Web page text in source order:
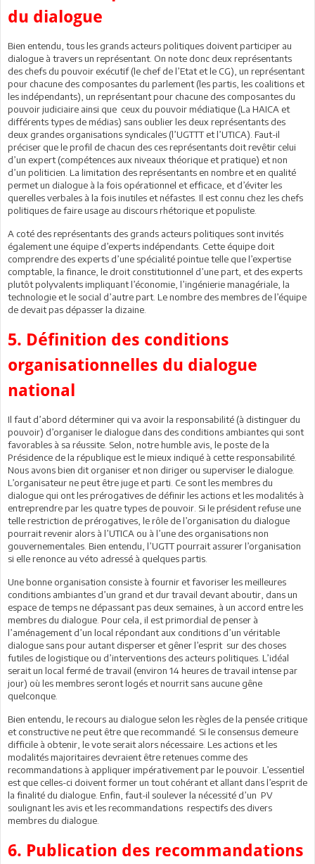
du dialogue
Bien entendu, tous les grands acteurs politiques doivent participer au
dialogue à travers un représentant. On note donc deux représentants
des chefs du pouvoir exécutif (le chef de l’Etat et le CG), un représentant
pour chacune des composantes du parlement (les partis, les coalitions et
les indépendants), un représentant pour chacune des composantes du
pouvoir judiciaire ainsi que ceux du pouvoir médiatique (La HAICA et
différents types de médias) sans oublier les deux représentants des
deux grandes organisations syndicales (l’UGTTT et l’UTICA). Faut-il
préciser que le profil de chacun des ces représentants doit revêtir celui
d’un expert (compétences aux niveaux théorique et pratique) et non
d’un politicien. La limitation des représentants en nombre et en qualité
permet un dialogue à la fois opérationnel et efficace, et d’éviter les
querelles verbales à la fois inutiles et néfastes. Il est connu chez les chefs
politiques de faire usage au discours rhétorique et populiste.
A coté des représentants des grands acteurs politiques sont invités
également une équipe d’experts indépendants. Cette équipe doit
comprendre des experts d’une spécialité pointue telle que l’expertise
comptable, la finance, le droit constitutionnel d’une part, et des experts
plutôt polyvalents impliquant l’économie, l’ingénierie managériale, la
technologie et le social d’autre part. Le nombre des membres de l’équipe
de devait pas dépasser la dizaine.
5. Définition des conditions
organisationnelles du dialogue
national
Il faut d’abord déterminer qui va avoir la responsabilité (à distinguer du
pouvoir) d’organiser le dialogue dans des conditions ambiantes qui sont
favorables à sa réussite. Selon, notre humble avis, le poste de la
Présidence de la république est le mieux indiqué à cette responsabilité.
Nous avons bien dit organiser et non diriger ou superviser le dialogue.
L’organisateur ne peut être juge et parti. Ce sont les membres du
dialogue qui ont les prérogatives de définir les actions et les modalités à
entreprendre par les quatre types de pouvoir. Si le président refuse une
telle restriction de prérogatives, le rôle de l’organisation du dialogue
pourrait revenir alors à l’UTICA ou à l’une des organisations non
gouvernementales. Bien entendu, l’UGTT pourrait assurer l’organisation
si elle renonce au véto adressé à quelques partis.
Une bonne organisation consiste à fournir et favoriser les meilleures
conditions ambiantes d’un grand et dur travail devant aboutir, dans un
espace de temps ne dépassant pas deux semaines, à un accord entre les
membres du dialogue. Pour cela, il est primordial de penser à
l’aménagement d’un local répondant aux conditions d’un véritable
dialogue sans pour autant disperser et gêner l’esprit sur des choses
futiles de logistique ou d’interventions des acteurs politiques. L’idéal
serait un local fermé de travail (environ 14 heures de travail intense par
jour) où les membres seront logés et nourrit sans aucune gêne
quelconque.
Bien entendu, le recours au dialogue selon les règles de la pensée critique
et constructive ne peut être que recommandé. Si le consensus demeure
difficile à obtenir, le vote serait alors nécessaire. Les actions et les
modalités majoritaires devraient être retenues comme des
recommandations à appliquer impérativement par le pouvoir. L’essentiel
est que celles-ci doivent former un tout cohérant et allant dans l’esprit de
la finalité du dialogue. Enfin, faut-il soulever la nécessité d’un PV
soulignant les avis et les recommandations respectifs des divers
membres du dialogue.
6. Publication des recommandations